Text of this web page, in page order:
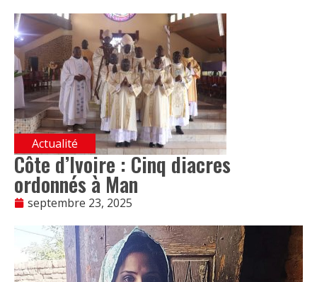
Actualité
Côte d’Ivoire : Cinq diacres
ordonnés à Man
septembre 23, 2025